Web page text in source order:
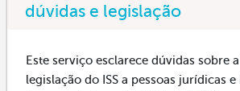
dúvidas e legislação
Este serviço esclarece dúvidas sobre
legislação do ISS a pessoas jurídicas